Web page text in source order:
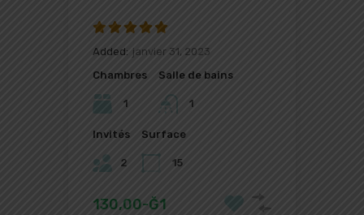
Added: janvier 31, 2023
Chambres
1
Salle de bains
1
Invités
2
Surface
15
130,00-Ğ1